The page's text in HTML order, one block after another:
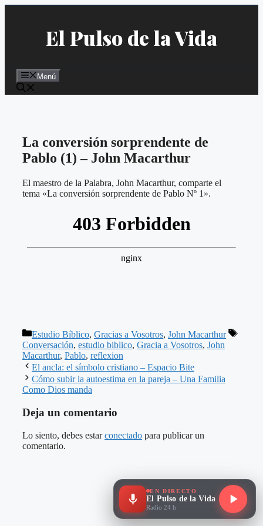
Saltar
El Pulso de la Vida
EN DIRECTO
El Pulso de la Vida
Radio 24 h
Menú
La conversión sorprendente de
Pablo (1) – John Macarthur
El maestro de la Palabra, John Macarthur, comparte el
tema «La conversión sorprendente de Pablo Nº 1».
Categorías
Estudio Bíblico, Gracias a Vosotros, John Macarthur
Conversación, estudio biblico, Gracia a Vosotros, John
Macarthur, Pablo, reflexion
El ancla: el símbolo cristiano – Espacio Bite
Cómo subir la autoestima en la pareja – Una Familia
Como Dios manda
Deja un comentario
Lo siento, debes estarconectado para publicar un
comentario.